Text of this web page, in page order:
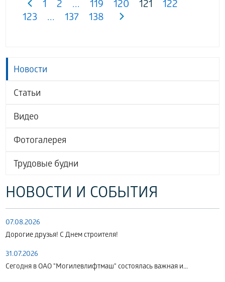
Новости
Статьи
Видео
Фотогалерея
Трудовые будни
НОВОСТИ И СОБЫТИЯ
07.08.2026
Дорогие друзья! С Днем строителя!
31.07.2026
Сегодня в ОАО "Могилевлифтмаш" состоялась важная и...
1 2 ... 119 120 121
122
123
... 137 138